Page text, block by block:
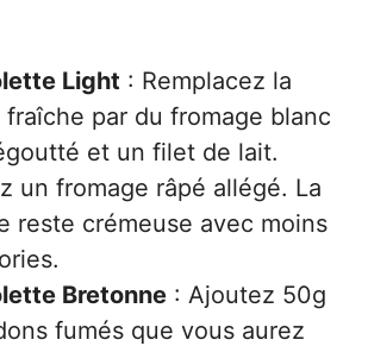
Light : Remplacez la
fraîche par du fromage blanc
et un filet de lait.
un fromage râpé allégé. La
reste crémeuse avec moins
Bretonne : Ajoutez 50g
fumés que vous aurez